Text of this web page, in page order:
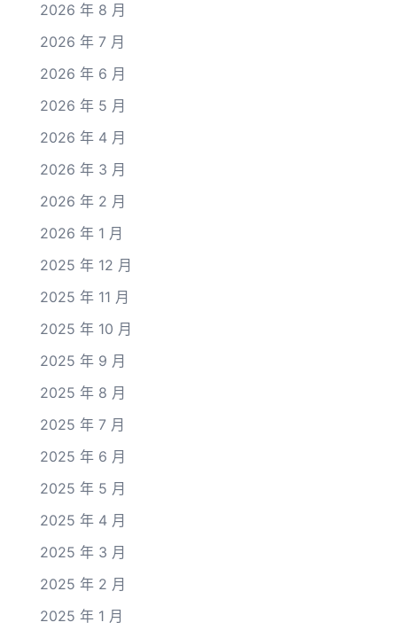
2026 年 8 月
2026 年 7 月
2026 年 6 月
2026 年 5 月
2026 年 4 月
2026 年 3 月
2026 年 2 月
2026 年 1 月
2025 年 12 月
2025 年 11 月
2025 年 10 月
2025 年 9 月
2025 年 8 月
2025 年 7 月
2025 年 6 月
2025 年 5 月
2025 年 4 月
2025 年 3 月
2025 年 2 月
2025 年 1 月